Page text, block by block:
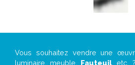
Vous souhaitez vendre une
luminaire, meuble, Fauteuil , etc.